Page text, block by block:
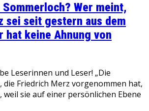
Wer meint,
sei seit gestern aus dem
hat keine Ahnung von
Leserinnen und Leser! „Die
die Friedrich Merz vorgenommen hat,
weil sie auf einer persönlichen Ebene